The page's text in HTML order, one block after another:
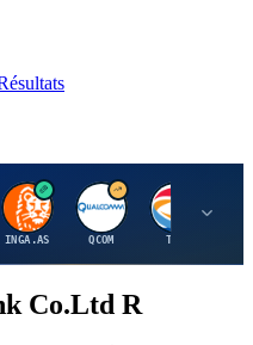
I
INGA.AS
Q
QCOM
T
TTE
Co.Ltd R